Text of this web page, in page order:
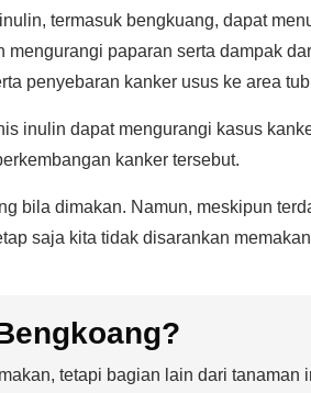
termasuk bengkuang, dapat
paparan serta dampak
penyebaran kanker usus ke area
inulin dapat mengurangi kasus
kanker tersebut.
bila dimakan. Namun, meskipun
saja kita tidak disarankan
tetapi bagian lain dari tanaman